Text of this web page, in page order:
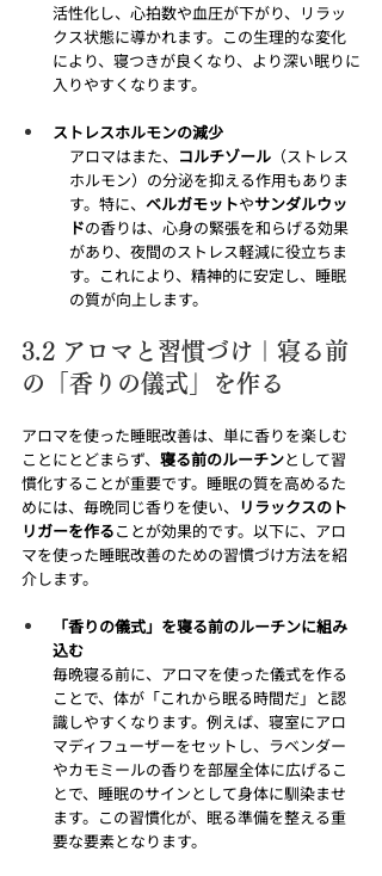
活性化し、心拍数や血圧が下がり、リラッ
クス状態に導かれます。この生理的な変化
により、寝つきが良くなり、より深い眠りに
入りやすくなります。
ストレスホルモンの減少
アロマはまた、 コルチゾール （ストレス
ホルモン）の分泌を抑える作用もありま
す。特に、 ベルガモットやサンダルウッ
ドの香りは、心身の緊張を和らげる効果
があり、夜間のストレス軽減に役立ちま
す。これにより、精神的に安定し、睡眠
の質が向上します。
3.2 アロマと習慣づけ｜寝る前
の「香りの儀式」を作る
アロマを使った睡眠改善は、単に香りを楽しむ
ことにとどまらず、 寝る前のルーチンとして習
慣化することが重要です。睡眠の質を高めるた
めには、毎晩同じ香りを使い、 リラックスのト
リガーを作ることが効果的です。以下に、アロ
マを使った睡眠改善のための習慣づけ方法を紹
介します。
「香りの儀式」を寝る前のルーチンに組み
込む
毎晩寝る前に、アロマを使った儀式を作る
ことで、体が「これから眠る時間だ」と認
識しやすくなります。例えば、寝室にアロ
マディフューザーをセットし、ラベンダー
やカモミールの香りを部屋全体に広げるこ
とで、睡眠のサインとして身体に馴染ませ
ます。この習慣化が、眠る準備を整える重
要な要素となります。